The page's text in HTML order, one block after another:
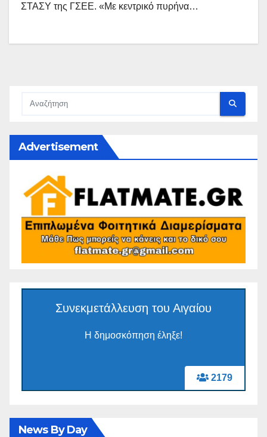
ΣΤΑΣΥ της ΓΣΕΕ. «Με κεντρικό πυρήνα…
Advertisement
2179
Συνεκμετάλλευση του Αιγαίου
Η δημοσκόπηση έληξε!
News By Day